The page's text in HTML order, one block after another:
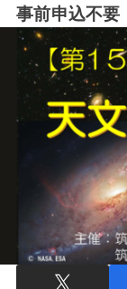
事前申込不要